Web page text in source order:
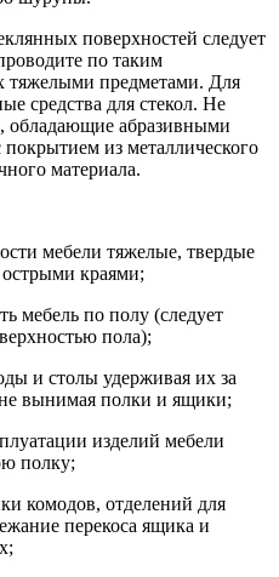
поверхностей следует
по таким
тяжелыми предметами. Для
средства для стекол. Не
обладающие абразивными
из металлического
материала.
мебели тяжелые, твердые
краями;
мебель по полу (следует
пола);
и столы удерживая их за
вынимая полки и ящики;
изделий мебели
полку;
комодов, отделений для
перекоса ящика и